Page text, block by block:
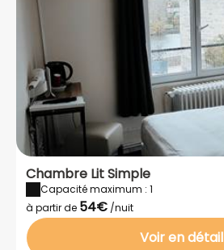
Chambre Lit Simple
Capacité maximum : 1
à partir de 54€ /nuit
Voir en détail